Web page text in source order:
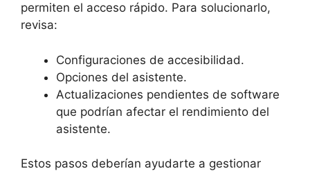
permiten el acceso rápido. Para solucionarlo,
revisa:
Configuraciones de accesibilidad.
Opciones del asistente.
Actualizaciones pendientes de software
que podrían afectar el rendimiento del
asistente.
Estos pasos deberían ayudarte a gestionar